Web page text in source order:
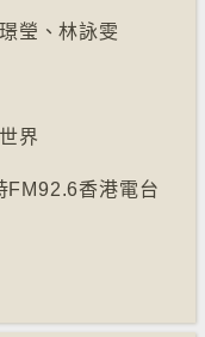
瑩、林詠雯
界
FM92.6香港電台